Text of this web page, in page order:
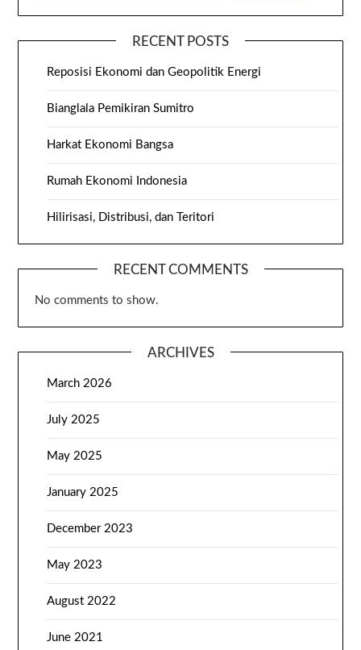
RECENT POSTS
Reposisi Ekonomi dan Geopolitik Energi
Bianglala Pemikiran Sumitro
Harkat Ekonomi Bangsa
Rumah Ekonomi Indonesia
Hilirisasi, Distribusi, dan Teritori
RECENT COMMENTS
No comments to show.
ARCHIVES
March 2026
July 2025
May 2025
January 2025
December 2023
May 2023
August 2022
June 2021